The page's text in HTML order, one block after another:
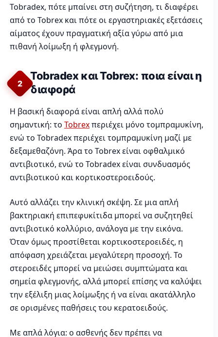
Tobradex, πότε μπαίνει στη συζήτηση, τι διαφέρει
από το Tobrex και πότε οι εργαστηριακές εξετάσεις
αίματος έχουν πραγματική αξία γύρω από μια
πιθανή λοίμωξη ή φλεγμονή.
2
Tobradex και Tobrex: ποια είναι η
διαφορά
Η βασική διαφορά είναι απλή αλλά πολύ
σημαντική: το Tobrexπεριέχει μόνο τομπραμυκίνη,
ενώ το Tobradex περιέχει τομπραμυκίνη μαζί με
δεξαμεθαζόνη. Άρα το Tobrex είναι οφθαλμικό
αντιβιοτικό, ενώ το Tobradex είναι συνδυασμός
αντιβιοτικού και κορτικοστεροειδούς.
Αυτό αλλάζει την κλινική σκέψη. Σε μια απλή
βακτηριακή επιπεφυκίτιδα μπορεί να συζητηθεί
αντιβιοτικό κολλύριο, ανάλογα με την εικόνα.
Όταν όμως προστίθεται κορτικοστεροειδές, η
απόφαση χρειάζεται μεγαλύτερη προσοχή. Το
στεροειδές μπορεί να μειώσει συμπτώματα και
σημεία φλεγμονής, αλλά μπορεί επίσης να καλύψει
την εξέλιξη μιας λοίμωξης ή να είναι ακατάλληλο
σε ορισμένες παθήσεις του κερατοειδούς.
Με απλά λόγια: ο ασθενής δεν πρέπει να